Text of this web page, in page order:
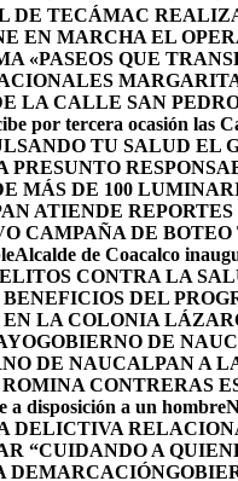
DE TECÁMAC
EN MARCHA EL
«PASEOS QUE
LA CALLE SAN
por tercera ocasión las
TU SALUD EL
MÁS DE 100
ATIENDE
CAMPAÑA DE
Alcalde de Coacalco
CONTRA LA
DEL
LA COLONIA
GOBIERNO DE
DE NAUCALPAN A
CONTRERAS
a disposición a un hombre
DELICTIVA
“CUIDANDO A
DEMARCACIÓN